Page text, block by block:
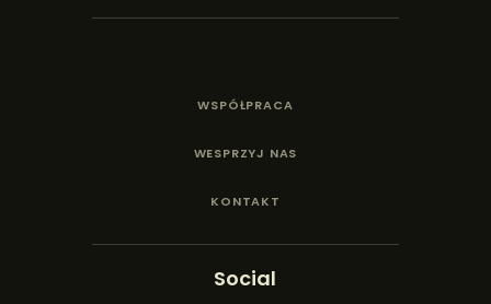
WSPÓŁPRACA
WESPRZYJ NAS
KONTAKT
Social